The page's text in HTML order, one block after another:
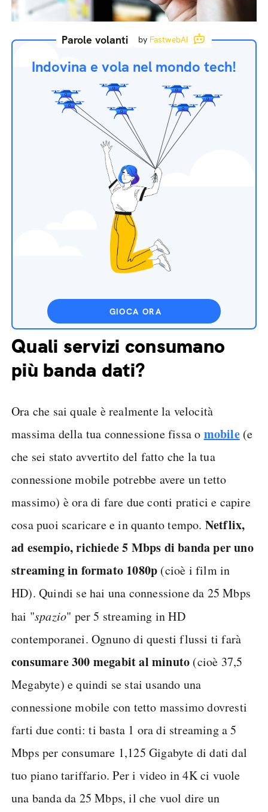
Parole volanti by FastwebAI
Indovina e vola nel mondo tech!
GIOCA ORA
Quali servizi consumano
più banda dati?
Ora che sai quale è realmente la velocità
massima della tua connessione fissa o mobile(e
che sei stato avvertito del fatto che la tua
connessione mobile potrebbe avere un tetto
massimo) è ora di fare due conti pratici e capire
cosa puoi scaricare e in quanto tempo. Netflix,
ad esempio, richiede 5 Mbps di banda per uno
streaming in formato 1080p (cioè i film in
HD). Quindi se hai una connessione da 25 Mbps
hai "spazio" per 5 streaming in HD
contemporanei. Ognuno di questi flussi ti farà
consumare 300 megabit al minuto (cioè 37,5
Megabyte) e quindi se stai usando una
connessione mobile con tetto massimo dovresti
farti due conti: ti basta 1 ora di streaming a 5
Mbps per consumare 1,125 Gigabyte di dati dal
tuo piano tariffario. Per i video in 4K ci vuole
una banda da 25 Mbps, il che vuol dire un